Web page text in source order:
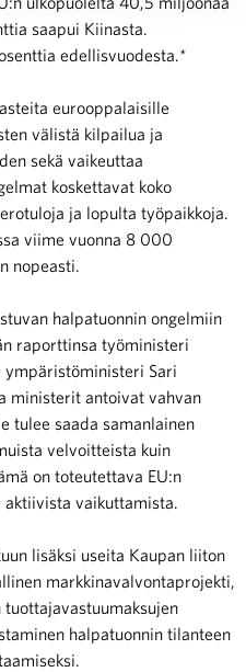
saapui Kiinasta.
edellisvuodesta.*
eurooppalaisille
välistä kilpailua ja
sekä vaikeuttaa
koskettavat koko
ja lopulta työpaikkoja.
viime vuonna 8 000
nopeasti.
halpatuonnin ongelmiin
raporttinsa työministeri
Sari
ministerit antoivat vahvan
tulee saada samanlainen
velvoitteista kuin
on toteutettava EU:n
vaikuttamista.
lisäksi useita Kaupan liiton
markkinavalvontaprojekti,
halpatuonnin tilanteen